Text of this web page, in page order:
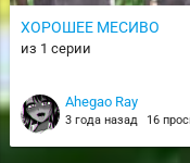
ХОРОШЕЕ МЕСИВО
из 1 серии
Ahegao Ray
3 года назад 16